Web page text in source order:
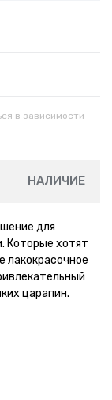
в зависимости
НАЛИЧИЕ
для
Которые хотят
лакокрасочное
царапин.